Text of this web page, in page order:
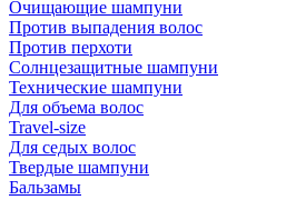
Очищающие шампуни
Против выпадения волос
Против перхоти
Солнцезащитные шампуни
Технические шампуни
Для объема волос
Travel-size
Для седых волос
Твердые шампуни
Бальзамы